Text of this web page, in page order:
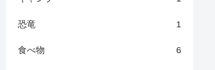
恐竜 1
食べ物 6